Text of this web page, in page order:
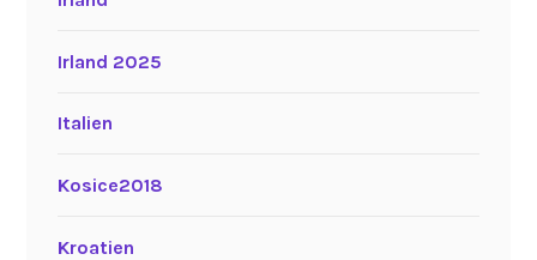
Irland 2025
Italien
Kosice2018
Kroatien